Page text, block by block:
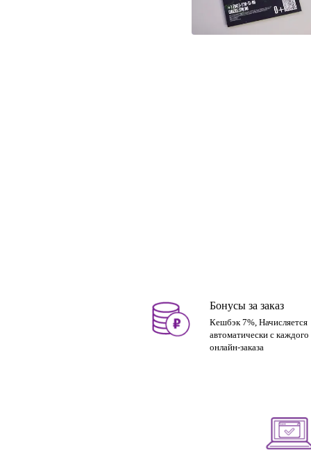
Бонусы за заказ
Кешбэк 7%, Начисляется
автоматически с каждого
онлайн-заказа